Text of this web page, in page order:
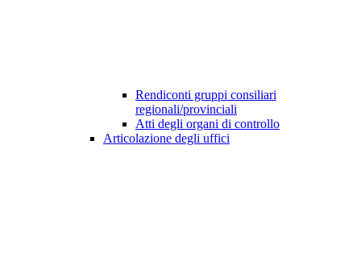
Rendiconti gruppi consiliari
regionali/provinciali
Atti degli organi di controllo
Articolazione degli uffici